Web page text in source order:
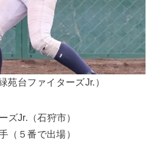
台ファイターズJr.）
ズJr.（石狩市）
（５番で出場）